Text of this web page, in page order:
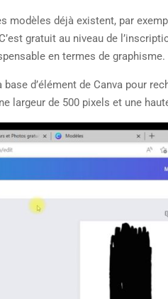
modèles déjà existent, par
gratuit au niveau de
en termes de graphisme.
d’élément de Canva pour
largeur de 500 pixels et une